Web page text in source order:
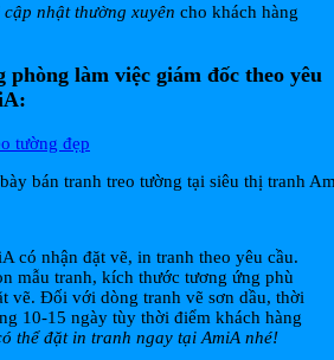
nhật thường xuyên cho khách hàng
làm việc giám đốc theo yêu
bán tranh treo tường tại siêu thị tranh
có nhận đặt vẽ, in tranh theo yêu cầu.
mẫu tranh, kích thước tương ứng phù
vẽ. Đối với dòng tranh vẽ sơn dầu, thời
10-15 ngày tùy thời điểm khách hàng
thể đặt in tranh ngay tại AmiA nhé!